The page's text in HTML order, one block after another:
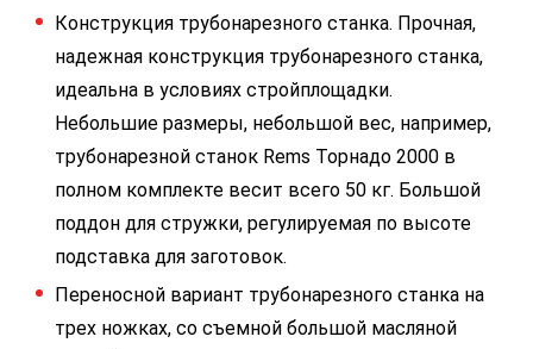
Конструкция трубонарезного станка. Прочная,
надежная конструкция трубонарезного станка,
идеальна в условиях стройплощадки.
Небольшие размеры, небольшой вес, например,
трубонарезной станок Rems Торнадо 2000 в
полном комплекте весит всего 50 кг. Большой
поддон для стружки, регулируемая по высоте
подставка для заготовок.
Переносной вариант трубонарезного станка на
трех ножках, со съемной большой масляной